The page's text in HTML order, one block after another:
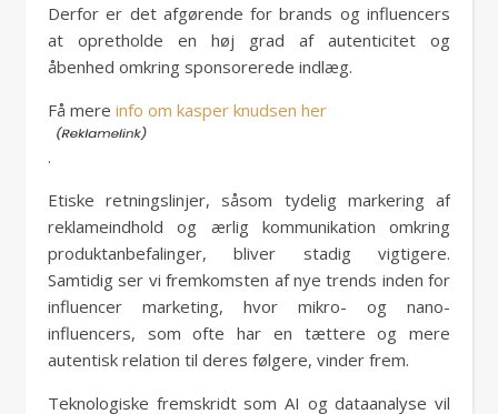
Derfor er det afgørende for brands og influencers
at opretholde en høj grad af autenticitet og
åbenhed omkring sponsorerede indlæg.
Få mere info om kasper knudsen her
.
Etiske retningslinjer, såsom tydelig markering af
reklameindhold og ærlig kommunikation omkring
produktanbefalinger, bliver stadig vigtigere.
Samtidig ser vi fremkomsten af nye trends inden for
influencer marketing, hvor mikro- og nano-
influencers, som ofte har en tættere og mere
autentisk relation til deres følgere, vinder frem.
Teknologiske fremskridt som AI og dataanalyse vil